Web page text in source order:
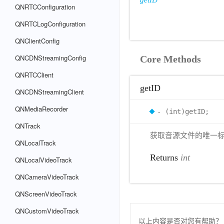
QNRTCConfiguration
QNRTCLogConfiguration
QNClientConfig
QNCDNStreamingConfig
QNRTCClient
QNCDNStreamingClient
QNMediaRecorder
QNTrack
QNLocalTrack
QNLocalVideoTrack
QNCameraVideoTrack
QNScreenVideoTrack
QNCustomVideoTrack
Core Methods
getID
- (int)getID;
获取音源文件的唯一
Returns int
以上内容是否对您有帮助？